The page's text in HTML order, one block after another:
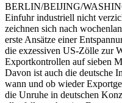
BERLIN/BEIJING/
Einfuhr industriell nicht
zeichnen sich nach
erste Ansätze einer
die exzessiven US-Zölle zur
Exportkontrollen auf sieben
Davon ist auch die deutsche
wann und ob wieder
die Unruhe in deutschen